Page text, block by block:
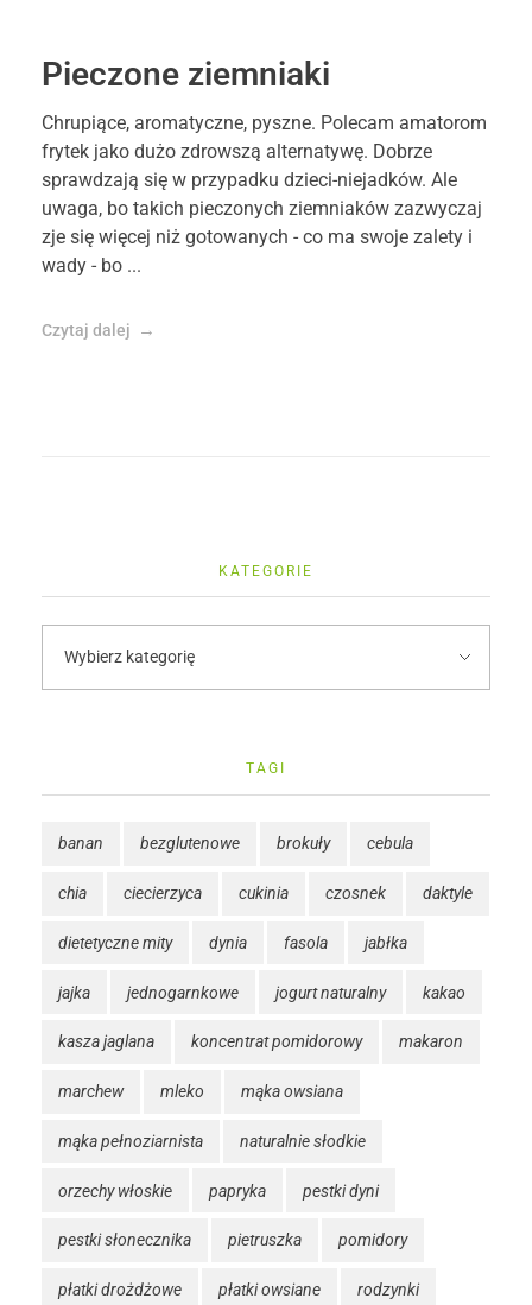
Pieczone ziemniaki
Chrupiące, aromatyczne, pyszne. Polecam amatorom
frytek jako dużo zdrowszą alternatywę. Dobrze
sprawdzają się w przypadku dzieci-niejadków. Ale
uwaga, bo takich pieczonych ziemniaków zazwyczaj
zje się więcej niż gotowanych - co ma swoje zalety i
wady - bo ...
Czytaj dalej
KATEGORIE
TAGI
banan bezglutenowe brokuły cebula
chia ciecierzyca cukinia czosnek daktyle
dietetyczne mity dynia fasola jabłka
jajka jednogarnkowe jogurt naturalny kakao
kasza jaglana koncentrat pomidorowy makaron
marchew mleko mąka owsiana
mąka pełnoziarnista naturalnie słodkie
orzechy włoskie papryka pestki dyni
pestki słonecznika pietruszka pomidory
płatki drożdżowe płatki owsiane rodzynki